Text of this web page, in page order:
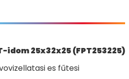
idom 25x32x25 (FPT253225)
es fűtesi